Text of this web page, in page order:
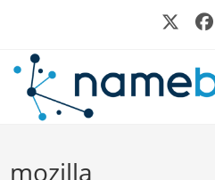
mozilla